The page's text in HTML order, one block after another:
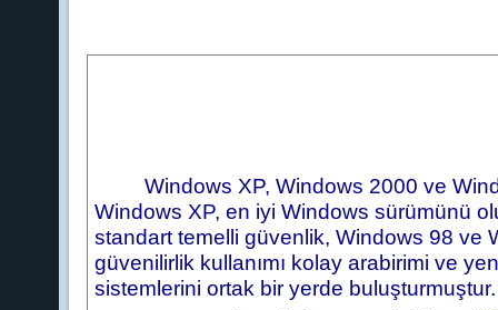
Windows XP, Windows 2000 ve
Windows XP, en iyi Windows sürümünü
standart temelli güvenlik, Windows 98 ve
güvenilirlik kullanımı kolay arabirimi ve
sistemlerini ortak bir yerde buluşturmuştur.